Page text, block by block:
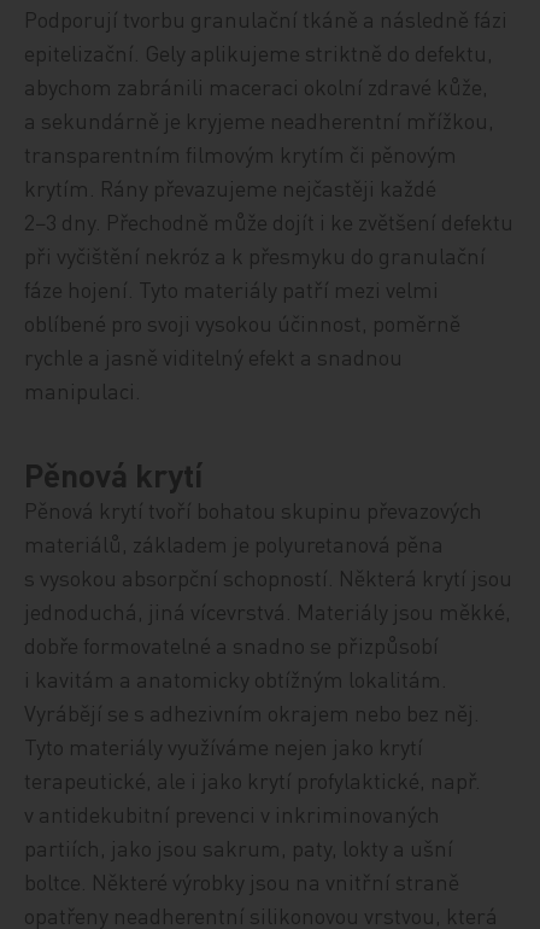
Podporují tvorbu granulační tkáně a následně fázi
epitelizační. Gely aplikujeme striktně do defektu,
abychom zabránili maceraci okolní zdravé kůže,
a sekundárně je kryjeme neadherentní mřížkou,
transparentním filmovým krytím či pěnovým
krytím. Rány převazujeme nejčastěji každé
2−3 dny. Přechodně může dojít i ke zvětšení defektu
při vyčištění nekróz a k přesmyku do granulační
fáze hojení. Tyto materiály patří mezi velmi
oblíbené pro svoji vysokou účinnost, poměrně
rychle a jasně viditelný efekt a snadnou
manipulaci.
Pěnová krytí
Pěnová krytí tvoří bohatou skupinu převazových
materiálů, základem je polyuretanová pěna
s vysokou absorpční schopností. Některá krytí jsou
jednoduchá, jiná vícevrstvá. Materiály jsou měkké,
dobře formovatelné a snadno se přizpůsobí
i kavitám a anatomicky obtížným lokalitám.
Vyrábějí se s adhezivním okrajem nebo bez něj.
Tyto materiály využíváme nejen jako krytí
terapeutické, ale i jako krytí profylaktické, např.
v antidekubitní prevenci v inkriminovaných
partiích, jako jsou sakrum, paty, lokty a ušní
boltce. Některé výrobky jsou na vnitřní straně
opatřeny neadherentní silikonovou vrstvou, která